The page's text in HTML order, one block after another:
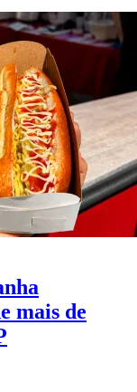
mais de